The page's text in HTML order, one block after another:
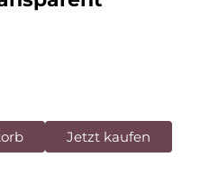
Jetzt kaufen